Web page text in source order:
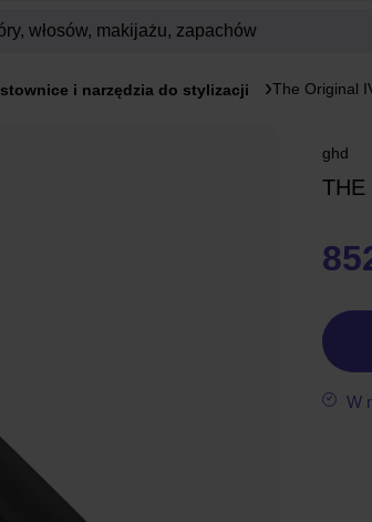
i narzędzia do stylizacji The Original
ghd
THE
W